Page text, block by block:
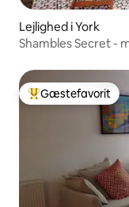
Lejlighed i York
Shambles Secret -
Bedste
Gæstefavorit